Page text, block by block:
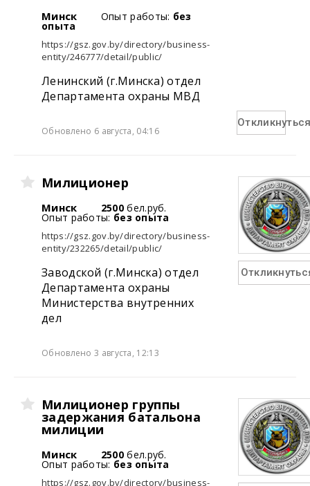
Минск Опыт работы: без
опыта
https://gsz.gov.by/directory/business-
entity/246777/detail/public/
Ленинский (г.Минска) отдел
Департамента охраны МВД
Обновлено 6 августа, 04:16
Милиционер
Минск 2500 бел.руб.
Опыт работы: без опыта
https://gsz.gov.by/directory/business-
entity/232265/detail/public/
Заводской (г.Минска) отдел
Департамента охраны
Министерства внутренних
дел
Обновлено 3 августа, 12:13
Милиционер группы
задержания батальона
милиции
Минск 2500 бел.руб.
Опыт работы: без опыта
https://gsz.gov.by/directory/business-